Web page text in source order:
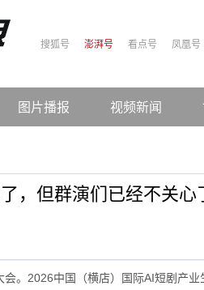
搜狐号 澎湃号 看点号 凤凰号
图片播报 视频新闻
，但群演们已经不关心
。2026中国（横店）国际AI短剧产